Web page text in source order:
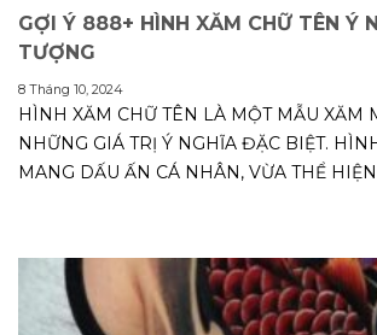
GỢI Ý 888+ HÌNH XĂM CHỮ TÊN Ý
TƯỢNG
8 Tháng 10, 2024
HÌNH XĂM CHỮ TÊN LÀ MỘT MẪU XĂM
NHỮNG GIÁ TRỊ Ý NGHĨA ĐẶC BIỆT.
MANG DẤU ẤN CÁ NHÂN, VỪA THỂ